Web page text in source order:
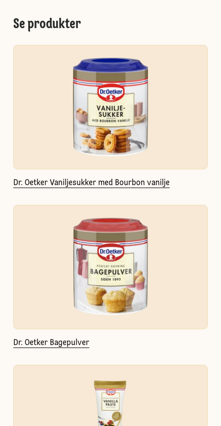
Se produkter
Dr. Oetker Vaniljesukker med Bourbon vanilje
Dr. Oetker Bagepulver